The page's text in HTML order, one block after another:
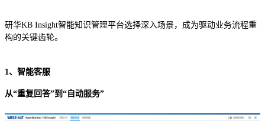
研华KB Insight智能知识管理平台选择深入场景，成为驱动业务流程重
构的关键齿轮。
1、智能客服
从“重复回答”到“自动服务”